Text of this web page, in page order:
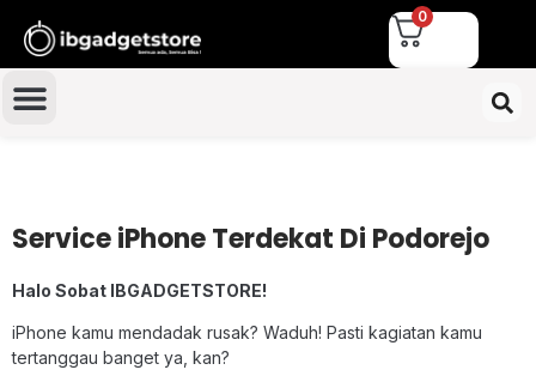
0
Service iPhone Terdekat Di Podorejo
Halo Sobat IBGADGETSTORE!
iPhone kamu mendadak rusak? Waduh! Pasti kagiatan kamu
tertanggau banget ya, kan?